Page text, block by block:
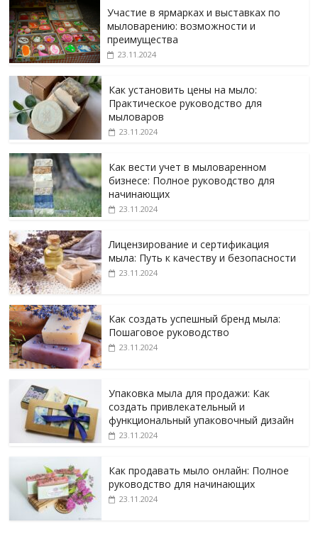
Участие в ярмарках и выставках по
мыловарению: возможности и
преимущества
23.11.2024
Как установить цены на мыло:
Практическое руководство для
мыловаров
23.11.2024
Как вести учет в мыловаренном
бизнесе: Полное руководство для
начинающих
23.11.2024
Лицензирование и сертификация
мыла: Путь к качеству и безопасности
23.11.2024
Как создать успешный бренд мыла:
Пошаговое руководство
23.11.2024
Упаковка мыла для продажи: Как
создать привлекательный и
функциональный упаковочный дизайн
23.11.2024
Как продавать мыло онлайн: Полное
руководство для начинающих
23.11.2024